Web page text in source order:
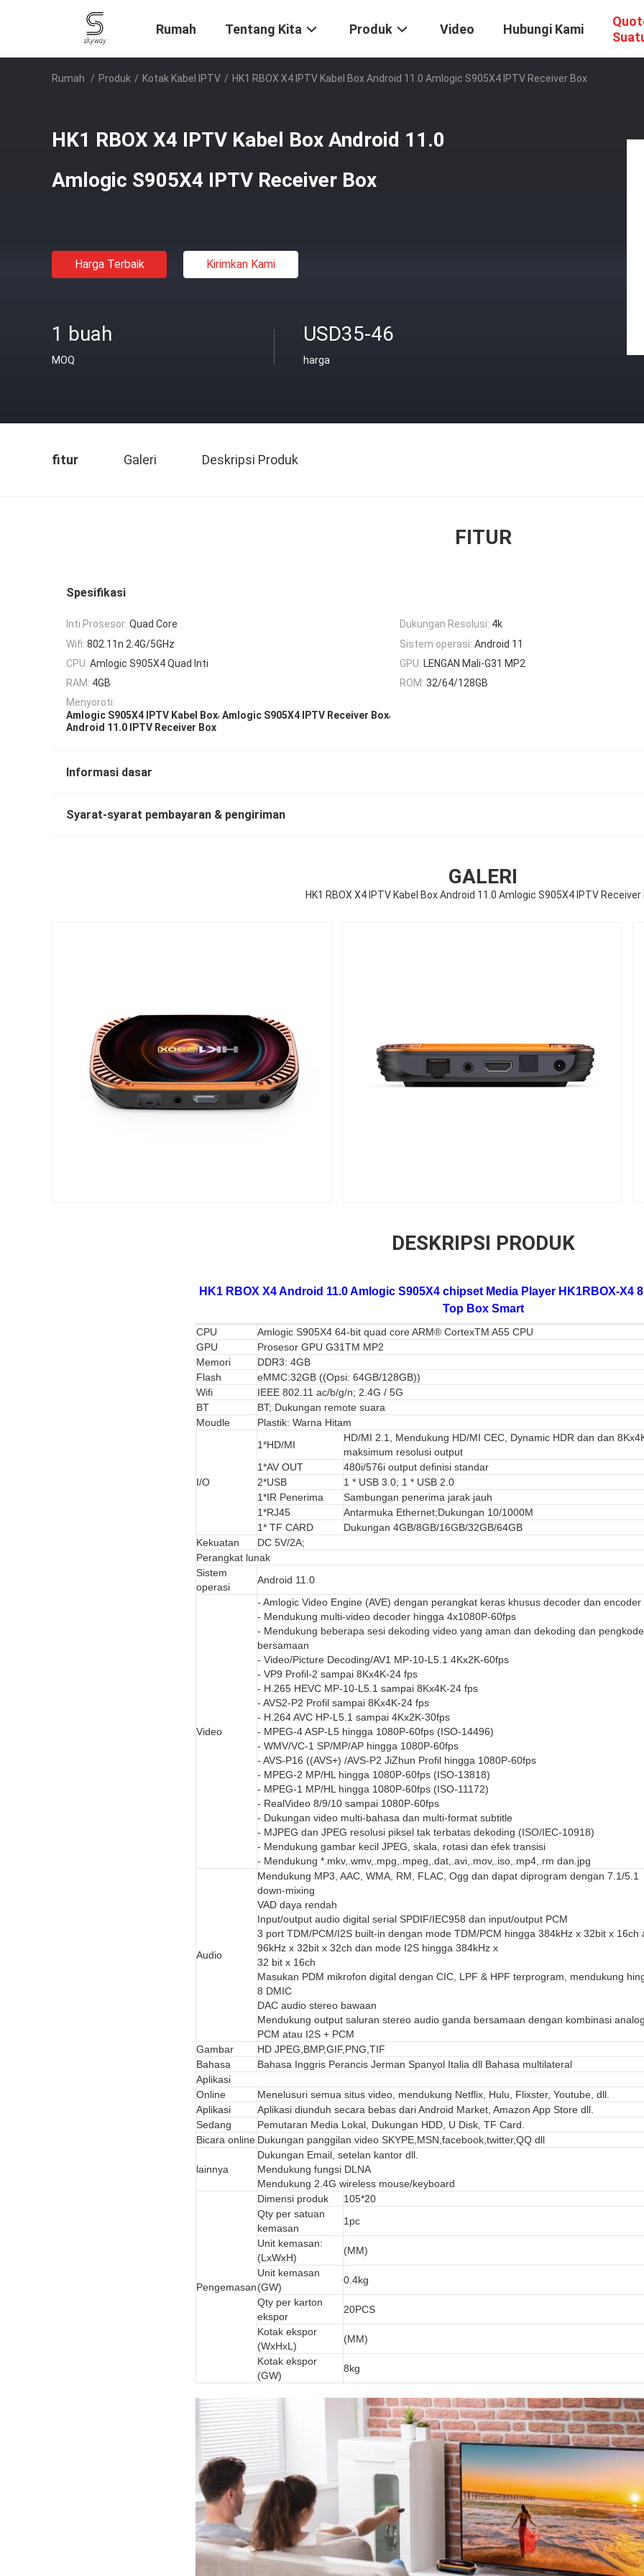
Rumah Tentang Kita Produk Video Hubungi Kami
Rumah / Produk / Kotak Kabel IPTV / HK1 RBOX X4 IPTV Kabel Box Android 11.0 Amlogic S905X4 IPTV Receiver Box
HK1 RBOX X4 IPTV Kabel Box Android 11.0
Amlogic S905X4 IPTV Receiver Box
Harga Terbaik Kirimkan Kami
1 buah
MOQ
USD35-46
harga
fitur Galeri Deskripsi Produk
FITUR
Spesifikasi
Inti Prosesor: Quad Core Dukungan Resolusi: 4k
Wifi: 802.11n 2.4G/5GHz Sistem operasi: Android 11
CPU: Amlogic S905X4 Quad Inti GPU: LENGAN Mali-G31 MP2
RAM: 4GB ROM: 32/64/128GB
Menyoroti:
Amlogic S905X4 IPTV Kabel Box, Amlogic S905X4 IPTV Receiver Box,
Android 11.0 IPTV Receiver Box
Informasi dasar
Syarat-syarat pembayaran & pengiriman
GALERI
HK1 RBOX X4 IPTV Kabel Box Android 11.0 Amlogic S905X4 IPTV Receiver
DESKRIPSI PRODUK
HK1 RBOX X4 Android 11.0 Amlogic S905X4 chipset Media Player HK1RBOX-X4
Top Box Smart
CPU
Amlogic S905X4 64-bit quad core ARM® CortexTM A55 CPU
GPU
Prosesor GPU G31TM MP2
Memori
DDR3: 4GB
Flash
eMMC:32GB ((Opsi: 64GB/128GB))
Wifi
IEEE 802.11 ac/b/g/n; 2.4G / 5G
BT
BT; Dukungan remote suara
Moudle
Plastik: Warna Hitam
I/O
1*HD/MI
HD/MI 2.1, Mendukung HD/MI CEC, Dynamic HDR dan dan
maksimum resolusi output
1*AV OUT
480i/576i output definisi standar
2*USB
1 * USB 3.0; 1 * USB 2.0
1*IR Penerima
Sambungan penerima jarak jauh
1*RJ45
Antarmuka Ethernet;Dukungan 10/1000M
1* TF CARD
Dukungan 4GB/8GB/16GB/32GB/64GB
Kekuatan
DC 5V/2A;
Perangkat lunak
Sistem
operasi
Android 11.0
Video
- Amlogic Video Engine (AVE) dengan perangkat keras khusus decoder dan encoder
- Mendukung multi-video decoder hingga 4x1080P-60fps
- Mendukung beberapa sesi dekoding video yang aman dan dekoding dan
bersamaan
- Video/Picture Decoding/AV1 MP-10-L5.1 4Kx2K-60fps
- VP9 Profil-2 sampai 8Kx4K-24 fps
- H.265 HEVC MP-10-L5.1 sampai 8Kx4K-24 fps
- AVS2-P2 Profil sampai 8Kx4K-24 fps
- H.264 AVC HP-L5.1 sampai 4Kx2K-30fps
- MPEG-4 ASP-L5 hingga 1080P-60fps (ISO-14496)
- WMV/VC-1 SP/MP/AP hingga 1080P-60fps
- AVS-P16 ((AVS+) /AVS-P2 JiZhun Profil hingga 1080P-60fps
- MPEG-2 MP/HL hingga 1080P-60fps (ISO-13818)
- MPEG-1 MP/HL hingga 1080P-60fps (ISO-11172)
- RealVideo 8/9/10 sampai 1080P-60fps
- Dukungan video multi-bahasa dan multi-format subtitle
- MJPEG dan JPEG resolusi piksel tak terbatas dekoding (ISO/IEC-10918)
- Mendukung gambar kecil JPEG, skala, rotasi dan efek transisi
- Mendukung *.mkv,.wmv,.mpg,.mpeg,.dat,.avi,.mov,.iso,.mp4,.rm dan.jpg
Audio
Mendukung MP3, AAC, WMA, RM, FLAC, Ogg dan dapat diprogram dengan 7.1/5.1
down-mixing
VAD daya rendah
Input/output audio digital serial SPDIF/IEC958 dan input/output PCM
3 port TDM/PCM/I2S built-in dengan mode TDM/PCM hingga 384kHz x 32bit x 16ch
96kHz x 32bit x 32ch dan mode I2S hingga 384kHz x
32 bit x 16ch
Masukan PDM mikrofon digital dengan CIC, LPF & HPF terprogram, mendukung
8 DMIC
DAC audio stereo bawaan
Mendukung output saluran stereo audio ganda bersamaan dengan kombinasi
PCM atau I2S + PCM
Gambar
HD JPEG,BMP,GIF,PNG,TIF
Bahasa
Bahasa Inggris Perancis Jerman Spanyol Italia dll Bahasa multilateral
Aplikasi
Online
Menelusuri semua situs video, mendukung Netflix, Hulu, Flixster, Youtube, dll.
Aplikasi
Aplikasi diunduh secara bebas dari Android Market, Amazon App Store dll.
Sedang
Pemutaran Media Lokal, Dukungan HDD, U Disk, TF Card.
Bicara online Dukungan panggilan video SKYPE,MSN,facebook,twitter,QQ dll
lainnya
Dukungan Email, setelan kantor dll.
Mendukung fungsi DLNA
Mendukung 2.4G wireless mouse/keyboard
Pengemasan
Dimensi produk
105*20
Qty per satuan
kemasan
1pc
Unit kemasan:
(LxWxH)
(MM)
Unit kemasan
(GW)
0.4kg
Qty per karton
ekspor
20PCS
Kotak ekspor
(WxHxL)
(MM)
Kotak ekspor
(GW)
8kg